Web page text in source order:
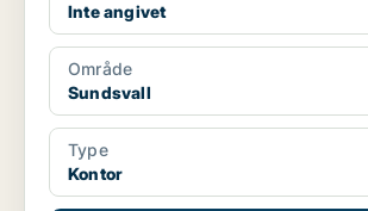
Inte angivet
Område
Sundsvall
Type
Kontor